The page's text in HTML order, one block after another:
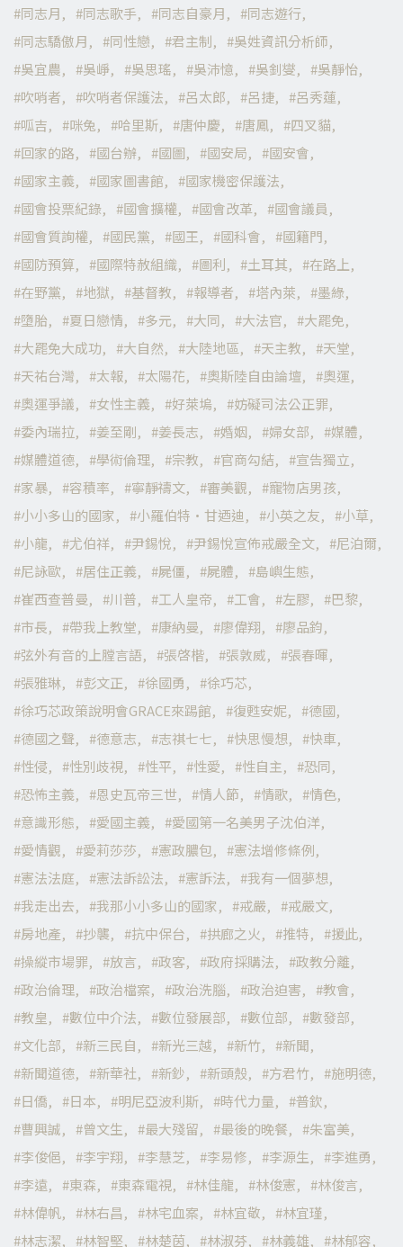
同志月 同志歌手 同志自豪月
同志遊行
同志驕傲月
同性戀 君主制
吳姓資訊分析師
吳宜農
吳崢 吳思瑤 吳沛憶 吳釗燮
吳靜怡
吹哨者
吹哨者保護法 呂太郎 呂捷
呂秀蓮
呱吉
咪兔 哈里斯 唐仲慶 唐鳳
四叉貓
回家的路
國台辦 國圖 國安局
國安會
國家主義
國家圖書館
國家機密保護法
國會投票紀錄
國會擴權 國會改革
國會議員
國會質詢權
國民黨 國王 國科會
國籍門
國防預算
國際特赦組織 圖利 土耳其
在路上
在野黨
地獄 基督教 報導者 塔內萊
墨綠
墮胎
夏日戀情 多元 大同 大法官
大罷免
大罷免大成功
大自然 大陸地區 天主教
天堂
天祐台灣
太報 太陽花 奧斯陸自由論壇
奧運
奧運爭議
女性主義 好萊塢
妨礙司法公正罪
委內瑞拉
姜至剛 姜長志 婚姻 婦女部
媒體
媒體道德
學術倫理 宗教 官商勾結
宣告獨立
家暴
容積率 寧靜禱文 審美觀
寵物店男孩
小小多山的國家
小羅伯特·甘迺迪 小英之友
小草
小龍
尤伯祥 尹錫悅 尹錫悅宣佈戒嚴全文
尼泊爾
尼詠歐
居住正義 屍僵 屍體
島嶼生態
崔西查普曼
川普 工人皇帝 工會 左膠
巴黎
市長
帶我上教堂 康納曼 廖偉翔
廖品鈞
弦外有音的上膛言語
張啓楷 張敦威
張春暉
張雅琳
彭文正 徐國勇
徐巧芯
徐巧芯政策說明會GRACE來踢館
復甦安妮
德國
德國之聲
德意志 志祺七七 快思慢想
快車
性侵
性別歧視 性平 性愛 性自主
恐同
恐怖主義
恩史瓦帝三世 情人節 情歌
情色
意識形態
愛國主義
愛國第一名美男子沈伯洋
愛情觀
愛莉莎莎 憲政膿包
憲法增修條例
憲法法庭
憲法訴訟法 憲訴法
我有一個夢想
我走出去
我那小小多山的國家 戒嚴
戒嚴文
房地產
抄襲 抗中保台 拱廊之火 推特
援此
操縱市場罪
放言 政客 政府採購法
政教分離
政治倫理
政治檔案 政治洗腦 政治迫害
教會
教皇
數位中介法 數位發展部 數位部
數發部
文化部
新三民自 新光三越 新竹
新聞
新聞道德
新華社 新鈔 新頭殼 方君竹
施明德
日僑
日本 明尼亞波利斯 時代力量
普欽
曹興誠
曾文生 最大殘留 最後的晚餐
朱富美
李俊俋
李宇翔 李慧芝 李易修 李源生
李進勇
李遠
東森 東森電視 林佳龍 林俊憲
林俊言
林偉帆
林右昌 林宅血案 林宜敬
林宜瑾
林志潔
林智堅 林楚茵 林淑芬 林義雄
林郁容